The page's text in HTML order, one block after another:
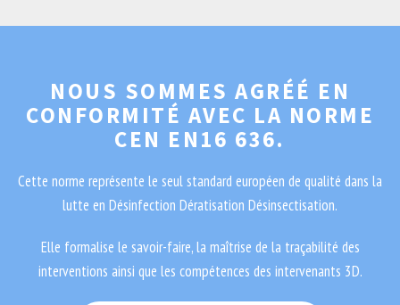
NOUS SOMMES AGRÉÉ EN
CONFORMITÉ AVEC LA NORME
CEN EN16 636.
Cette norme représente le seul standard européen de qualité dans la
lutte en Désinfection Dératisation Désinsectisation.
Elle formalise le savoir-faire, la maîtrise de la traçabilité des
interventions ainsi que les compétences des intervenants 3D.